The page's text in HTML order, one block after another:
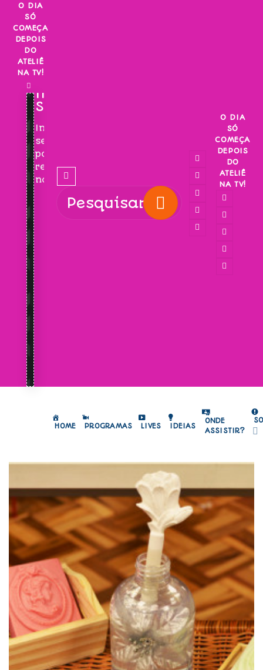
Skip
content
O DIA
SÓ
COMEÇA
DEPOIS
DO
ATELIÊ
NA TV!
INSCREVA-
SE!
Inscreva-
se
para
receber
novidades!
O DIA
SÓ
COMEÇA
DEPOIS
DO
ATELIÊ
NA TV!
HOME PROGRAMAS LIVES IDEIAS
ONDE
ASSISTIR?